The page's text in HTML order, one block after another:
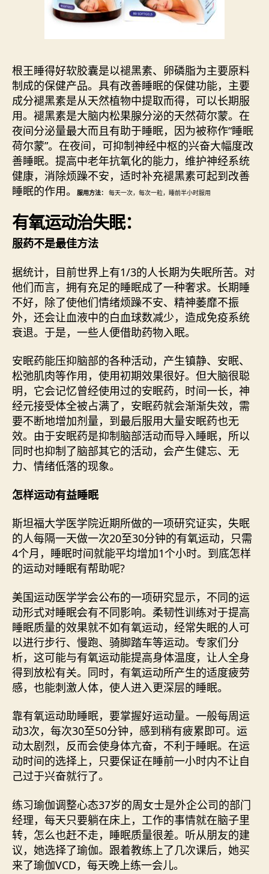
根王睡得好软胶囊是以褪黑素、卵磷脂为主要原料
制成的保健产品。具有改善睡眠的保健功能，主要
成分褪黑素是从天然植物中提取而得，可以长期服
用。褪黑素是大脑内松果腺分泌的天然荷尔蒙。在
夜间分泌量最大而且有助于睡眠，因为被称作“睡眠
荷尔蒙”。在夜间，可抑制神经中枢的兴奋大幅度改
善睡眠。提高中老年抗氧化的能力，维护神经系统
健康，消除烦躁不安，适时补充褪黑素可起到改善
睡眠的作用。
服用方法： 每天一次，每次一粒，睡前半小时服用
有氧运动治失眠：
服药不是最佳方法
据统计，目前世界上有1/3的人长期为失眠所苦。对
他们而言，拥有充足的睡眠成了一种奢求。长期睡
不好，除了使他们情绪烦躁不安、精神萎靡不振
外，还会让血液中的白血球数减少，造成免疫系统
衰退。于是，一些人便借助药物入眠。
安眠药能压抑脑部的各种活动，产生镇静、安眠、
松弛肌肉等作用，使用初期效果很好。但大脑很聪
明，它会记忆曾经使用过的安眠药，时间一长，神
经元接受体全被占满了，安眠药就会渐渐失效，需
要不断地增加剂量，到最后服用大量安眠药也无
效。由于安眠药是抑制脑部活动而导入睡眠，所以
同时也抑制了脑部其它的活动，会产生健忘、无
力、情绪低落的现象。
怎样运动有益睡眠
斯坦福大学医学院近期所做的一项研究证实，失眠
的人每隔一天做一次20至30分钟的有氧运动，只需
4个月，睡眠时间就能平均增加1个小时。到底怎样
的运动对睡眠有帮助呢?
美国运动医学学会公布的一项研究显示，不同的运
动形式对睡眠会有不同影响。柔韧性训练对于提高
睡眠质量的效果就不如有氧运动，经常失眠的人可
以进行步行、慢跑、骑脚踏车等运动。专家们分
析，这可能与有氧运动能提高身体温度，让人全身
得到放松有关。同时，有氧运动所产生的适度疲劳
感，也能刺激人体，使人进入更深层的睡眠。
靠有氧运动助睡眠，要掌握好运动量。一般每周运
动3次，每次30至50分钟，感到稍有疲累即可。运
动太剧烈，反而会使身体亢奋，不利于睡眠。在运
动时间的选择上，只要保证在睡前一小时内不让自
己过于兴奋就行了。
练习瑜伽调整心态37岁的周女士是外企公司的部门
经理，每天只要躺在床上，工作的事情就在脑子里
转，怎么也赶不走，睡眠质量很差。听从朋友的建
议，她选择了瑜伽。跟着教练上了几次课后，她买
来了瑜伽VCD，每天晚上练一会儿。